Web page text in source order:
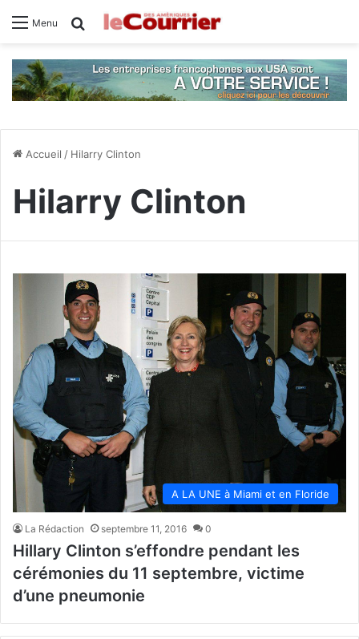
Menu Rechercher
Accueil / Hilarry Clinton
Hilarry Clinton
A LA UNE à Miami et en Floride
La Rédaction septembre 11, 2016 0
Hillary Clinton s’effondre pendant les
cérémonies du 11 septembre, victime
d’une pneumonie